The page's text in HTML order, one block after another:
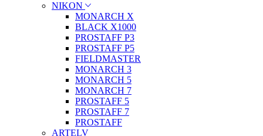
NIKON
MONARCH X
BLACK X1000
PROSTAFF P3
PROSTAFF P5
FIELDMASTER
MONARCH 3
MONARCH 5
MONARCH 7
PROSTAFF 5
PROSTAFF 7
PROSTAFF
ARTELV